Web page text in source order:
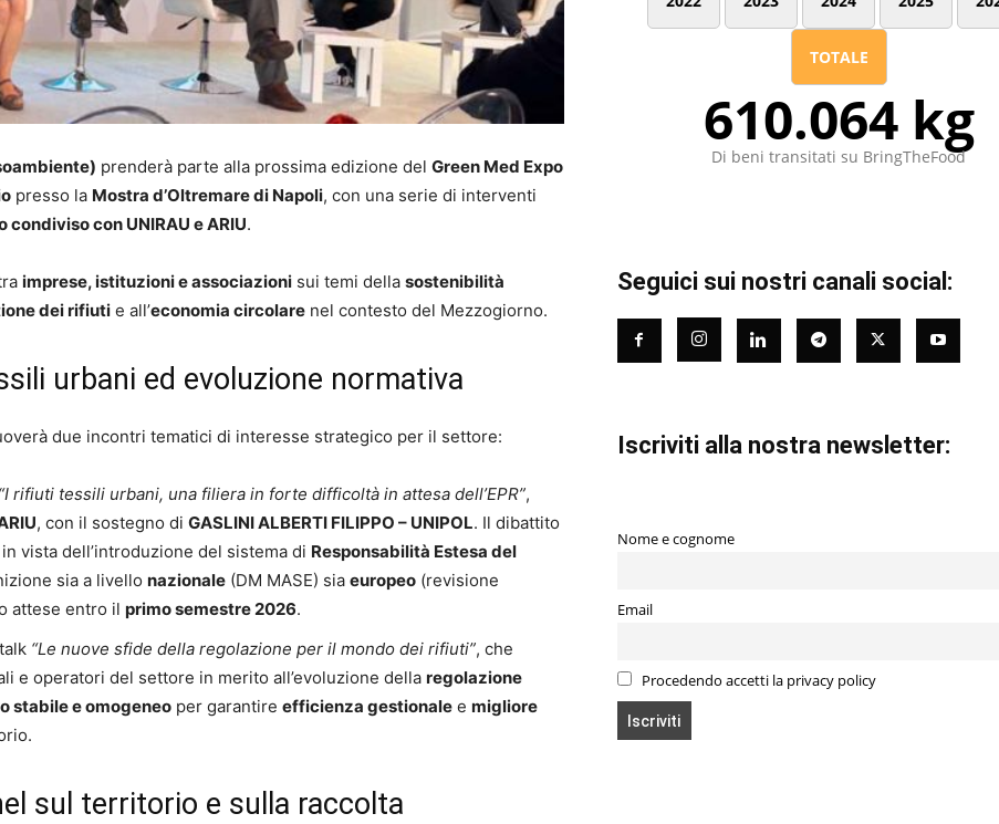
prenderà parte alla prossima edizione del Green Med Expo
presso la Mostra d’Oltremare di Napoli, con una serie di interventi
con UNIRAU e ARIU.
imprese, istituzioni e associazioni sui temi della sostenibilità
dei rifiuti e all’economia circolare nel contesto del Mezzogiorno.
urbani ed evoluzione normativa
due incontri tematici di interesse strategico per il settore:
“I rifiuti tessili urbani, una filiera in forte difficoltà in attesa dell’EPR”,
, con il sostegno di GASLINI ALBERTI FILIPPO – UNIPOL. Il dibattito
in vista dell’introduzione del sistema di Responsabilità Estesa del
sia a livello nazionale (DM MASE) sia europeo (revisione
attese entro il primo semestre 2026.
“Le nuove sfide della regolazione per il mondo dei rifiuti”, che
e operatori del settore in merito all’evoluzione della regolazione
stabile e omogeneo per garantire efficienza gestionale e migliore
sul territorio e sulla raccolta
TOTALE
610.064 kg
Di beni transitati su BringTheFood
Seguici sui nostri canali social:
Iscriviti alla nostra newsletter:
Nome e cognome
Email
Procedendo accetti la privacy policy